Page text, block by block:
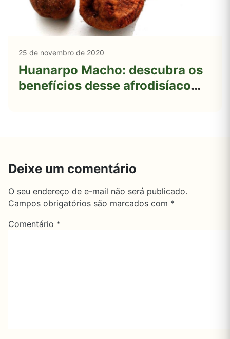
25 de novembro de 2020
Huanarpo Macho: descubra os
benefícios desse afrodisíaco
Deixe um comentário
O seu endereço de e-mail não será publicado.
Campos obrigatórios são marcados com *
Comentário *